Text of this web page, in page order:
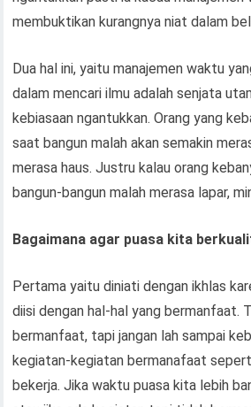
membuktikan kurangnya niat dalam
Dua hal ini, yaitu manajemen waktu
dalam mencari ilmu adalah senjata
kebiasaan ngantukkan. Orang yang
saat bangun malah akan semakin
merasa haus. Justru kalau orang
bangun-bangun malah merasa lapar,
Bagaimana agar puasa kita
Pertama yaitu diniati dengan ikhlas
diisi dengan hal-hal yang bermanfaat.
bermanfaat, tapi jangan lah sampai
kegiatan-kegiatan bermanafaat
bekerja. Jika waktu puasa kita lebih